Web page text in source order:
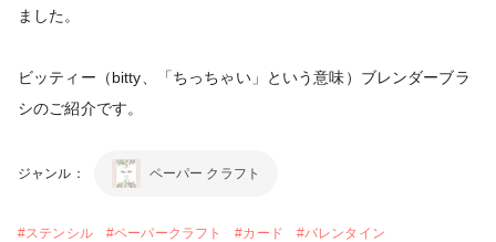
ました。
ビッティー（bitty、「ちっちゃい」という意味）ブレンダーブラ
シのご紹介です。
ジャンル： ペーパー クラフト
#ステンシル #ペーパークラフト #カード #バレンタイン